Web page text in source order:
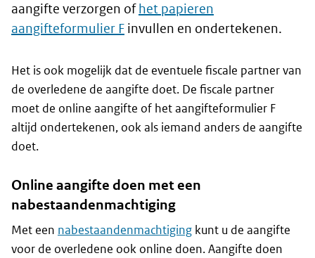
aangifte verzorgen ofhet papieren
aangifteformulier F invullen en ondertekenen.
Het is ook mogelijk dat de eventuele fiscale partner van
de overledene de aangifte doet. De fiscale partner
moet de online aangifte of het aangifteformulier F
altijd ondertekenen, ook als iemand anders de aangifte
doet.
Online aangifte doen met een
nabestaandenmachtiging
Met een nabestaandenmachtiging kunt u de aangifte
voor de overledene ook online doen. Aangifte doen